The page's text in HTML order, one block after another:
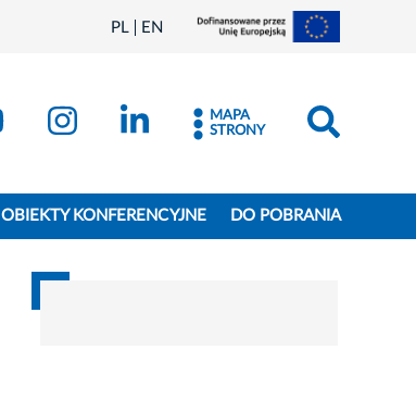
PL EN
MAPA
STRONY
OBIEKTY KONFERENCYJNE DO POBRANIA